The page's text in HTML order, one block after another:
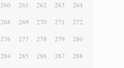
260 261 262 263
264
268 269 270 271
272
276 277 278 279
280
284 285 286 287
288